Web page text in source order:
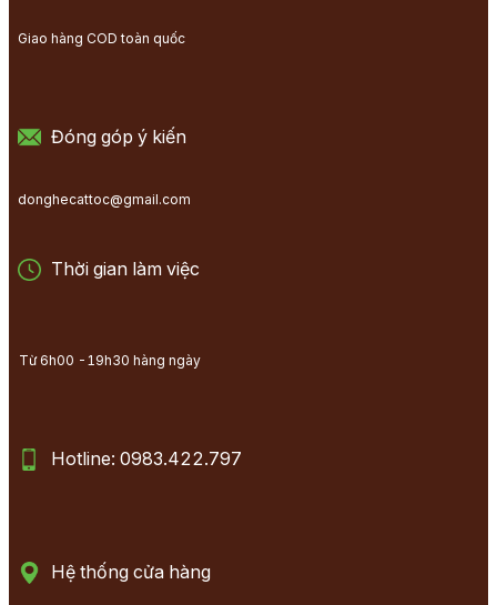
Giao hàng COD toàn quốc
Đóng góp ý kiến
donghecattoc@gmail.com
Thời gian làm việc
Từ 6h00 -19h30 hàng ngày
Hotline: 0983.422.797
Hệ thống cửa hàng